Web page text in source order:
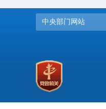
中央部门网站